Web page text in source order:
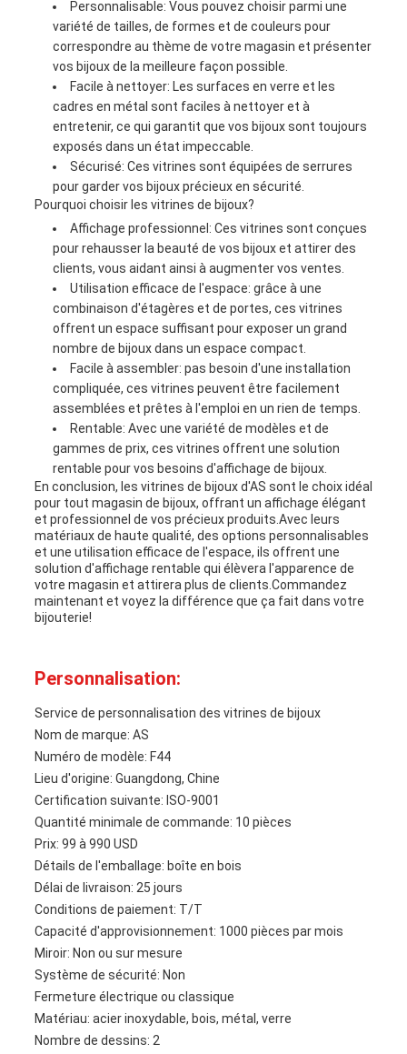
Personnalisable: Vous pouvez choisir parmi une
variété de tailles, de formes et de couleurs pour
correspondre au thème de votre magasin et présenter
vos bijoux de la meilleure façon possible.
Facile à nettoyer: Les surfaces en verre et les
cadres en métal sont faciles à nettoyer et à
entretenir, ce qui garantit que vos bijoux sont toujours
exposés dans un état impeccable.
Sécurisé: Ces vitrines sont équipées de serrures
pour garder vos bijoux précieux en sécurité.
Pourquoi choisir les vitrines de bijoux?
Affichage professionnel: Ces vitrines sont conçues
pour rehausser la beauté de vos bijoux et attirer des
clients, vous aidant ainsi à augmenter vos ventes.
Utilisation efficace de l'espace: grâce à une
combinaison d'étagères et de portes, ces vitrines
offrent un espace suffisant pour exposer un grand
nombre de bijoux dans un espace compact.
Facile à assembler: pas besoin d'une installation
compliquée, ces vitrines peuvent être facilement
assemblées et prêtes à l'emploi en un rien de temps.
Rentable: Avec une variété de modèles et de
gammes de prix, ces vitrines offrent une solution
rentable pour vos besoins d'affichage de bijoux.
En conclusion, les vitrines de bijoux d'AS sont le choix idéal
pour tout magasin de bijoux, offrant un affichage élégant
et professionnel de vos précieux produits.Avec leurs
matériaux de haute qualité, des options personnalisables
et une utilisation efficace de l'espace, ils offrent une
solution d'affichage rentable qui élèvera l'apparence de
votre magasin et attirera plus de clients.Commandez
maintenant et voyez la différence que ça fait dans votre
bijouterie!
Personnalisation:
Service de personnalisation des vitrines de bijoux
Nom de marque: AS
Numéro de modèle: F44
Lieu d'origine: Guangdong, Chine
Certification suivante: ISO-9001
Quantité minimale de commande: 10 pièces
Prix: 99 à 990 USD
Détails de l'emballage: boîte en bois
Délai de livraison: 25 jours
Conditions de paiement: T/T
Capacité d'approvisionnement: 1000 pièces par mois
Miroir: Non ou sur mesure
Système de sécurité: Non
Fermeture électrique ou classique
Matériau: acier inoxydable, bois, métal, verre
Nombre de dessins: 2